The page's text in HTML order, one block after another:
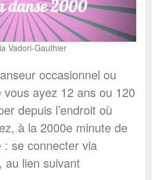
Vadori-Gauthier
occasionnel ou
ayez 12 ans ou 120
depuis l’endroit où
à la 2000e minute de
se connecter via
au lien suivant